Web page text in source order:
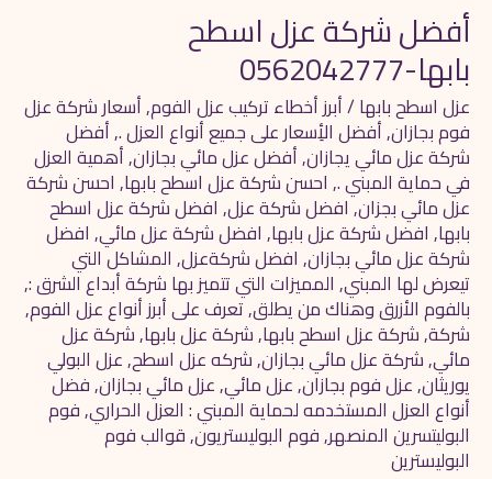
أفضل شركة عزل اسطح
بابها-0562042777
عزل اسطح بابها /أبرز أخطاء تركيب عزل الفوم,أسعار شركة عزل
فوم بجازان,أفضل الأِسعار على جميع أنواع العزل .,أفضل
شركة عزل مائي يجازان,أفضل عزل مائي بجازان,أهمية العزل
في حماية المبني ., احسن شركة عزل اسطح بابها, احسن شركة
عزل مائي بجزان,افضل شركة عزل, افضل شركة عزل اسطح
بابها, افضل شركة عزل بابها, افضل شركة عزل مائي, افضل
شركة عزل مائي بجازان, افضل شركةعزل, المشاكل التي
تيعرض لها المبني, المميزات التي تتميز بها شركة أبداع الشرق :,
بالفوم الأزرق وهناك من يطلق,تعرف على أبرز أنواع عزل الفوم,
شركة,شركة عزل اسطح بابها,شركة عزل بابها,شركة عزل
مائي,شركة عزل مائي بجازان,شركه عزل اسطح,عزل البولي
يوريثان,عزل فوم بجازان,عزل مائي,عزل مائي بجازان,فضل
أنواع العزل المستخدمه لحماية المبني : العزل الحراري,فوم
البوليتسرين المنصهر,فوم البوليستريون,قوالب فوم
البوليسترين